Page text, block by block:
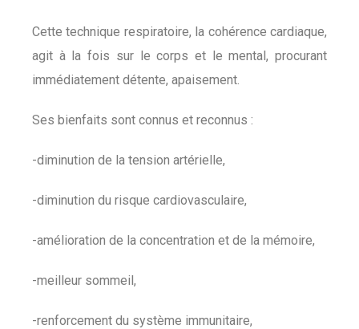
Cette technique respiratoire, la cohérence cardiaque,
agit à la fois sur le corps et le mental, procurant
immédiatement détente, apaisement.
Ses bienfaits sont connus et reconnus :
-diminution de la tension artérielle,
-diminution du risque cardiovasculaire,
-amélioration de la concentration et de la mémoire,
-meilleur sommeil,
-renforcement du système immunitaire,